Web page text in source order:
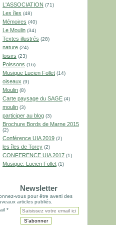
L'ASSOCIATION (71)
Les îles (48)
Mémoires (40)
Le Moulin (34)
Textes illustrés (28)
nature (24)
loisirs (23)
Poissons (16)
Musique Lucien Follet (14)
oiseaux (9)
Moulin (8)
Carte paysage du SAGE (4)
moulin (3)
participer au blog (3)
Brochure Bords de Marne 2015
(2)
Conférence UIA 2019 (2)
les îles de Torcy (2)
CONFERENCE UIA 2017 (1)
Musique: Lucien Follet (1)
Newsletter
vous pour être averti des
articles publiés.